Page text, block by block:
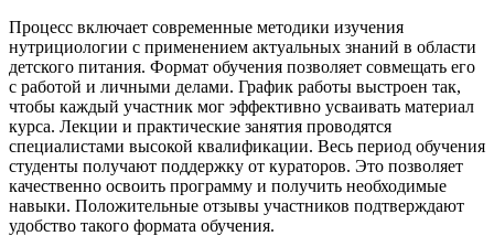
Процесс включает современные методики изучения
нутрициологии с применением актуальных знаний в области
детского питания. Формат обучения позволяет совмещать его
с работой и личными делами. График работы выстроен так,
чтобы каждый участник мог эффективно усваивать материал
курса. Лекции и практические занятия проводятся
специалистами высокой квалификации. Весь период обучения
студенты получают поддержку от кураторов. Это позволяет
качественно освоить программу и получить необходимые
навыки. Положительные отзывы участников подтверждают
удобство такого формата обучения.